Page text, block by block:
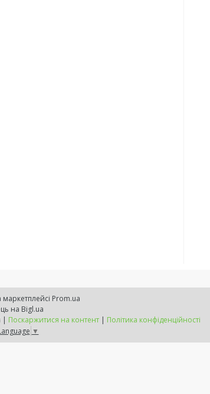
Prom.ua
на Bigl.ua
ExpressKamin - магазин изразцових каминов и печей | Поскаржитися на контент | Політика конфіденційності
▼